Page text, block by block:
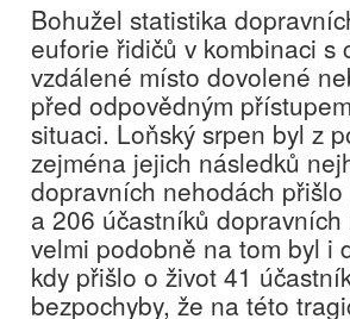
Bohužel statistika
euforie řidičů v kombinaci
vzdálené místo dovolené
před odpovědným
situaci. Loňský srpen byl z
zejména jejich následků
dopravních nehodách
a 206 účastníků
velmi podobně na tom byl i
kdy přišlo o život 41
bezpochyby, že na této